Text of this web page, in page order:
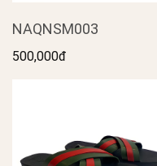
NAQNSM003
500,000đ